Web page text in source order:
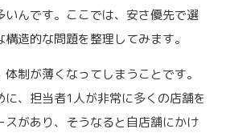
いんです。ここでは、安さ優先で選
造的な問題を整理してみます。
制が薄くなってしまうことです。
、担当者1人が非常に多くの店舗を
スがあり、そうなると自店舗にかけ